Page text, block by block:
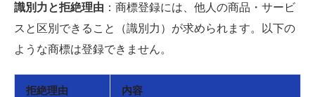
識別力と拒絶理由 ：商標登録には、他人の商品・サービ
スと区別できること（識別力）が求められます。以下の
ような商標は登録できません。
拒絶理由 内容